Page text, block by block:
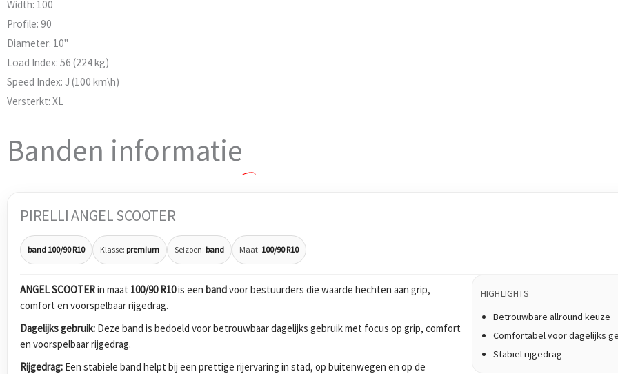
Width: 100
Profile: 90
Diameter: 10''
Load Index: 56 (224 kg)
Speed Index: J (100 km\h)
Versterkt: XL
Banden informatie
PIRELLI ANGEL SCOOTER
band 100/90 R10 Klasse: premium Seizoen: band Maat: 100/90 R10
ANGEL SCOOTERin maat 100/90 R10is een bandvoor bestuurders die waarde hechten aan grip,
comfort en voorspelbaar rijgedrag.
Dagelijks gebruik: Deze band is bedoeld voor betrouwbaar dagelijks gebruik met focus op grip, comfort
en voorspelbaar rijgedrag.
Rijgedrag: Een stabiele band helpt bij een prettige rijervaring in stad, op buitenwegen en op de
HIGHLIGHTS
Betrouwbare allround keuze
Comfortabel voor dagelijks
Stabiel rijgedrag